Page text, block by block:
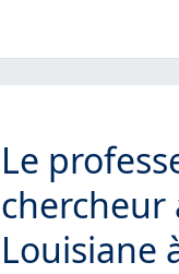
Le
chercheur
Louisiane